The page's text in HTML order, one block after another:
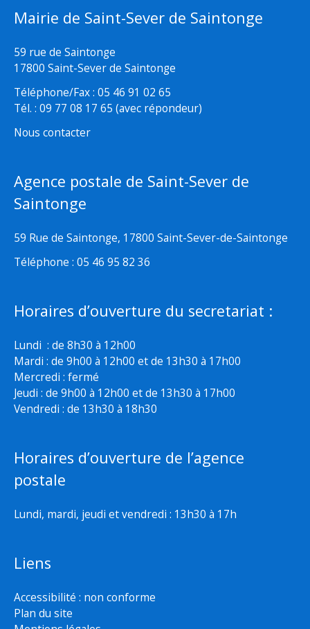
Mairie de Saint-Sever de Saintonge
59 rue de Saintonge
17800 Saint-Sever de Saintonge
Téléphone/Fax : 05 46 91 02 65
Tél. : 09 77 08 17 65 (avec répondeur)
Nous contacter
Agence postale de Saint-Sever de
Saintonge
59 Rue de Saintonge, 17800 Saint-Sever-de-Saintonge
Téléphone : 05 46 95 82 36
Horaires d’ouverture du secretariat :
Lundi : de 8h30 à 12h00
Mardi : de 9h00 à 12h00 et de 13h30 à 17h00
Mercredi : fermé
Jeudi : de 9h00 à 12h00 et de 13h30 à 17h00
Vendredi : de 13h30 à 18h30
Horaires d’ouverture de l’agence
postale
Lundi, mardi, jeudi et vendredi : 13h30 à 17h
Liens
Accessibilité : non conforme
Plan du site